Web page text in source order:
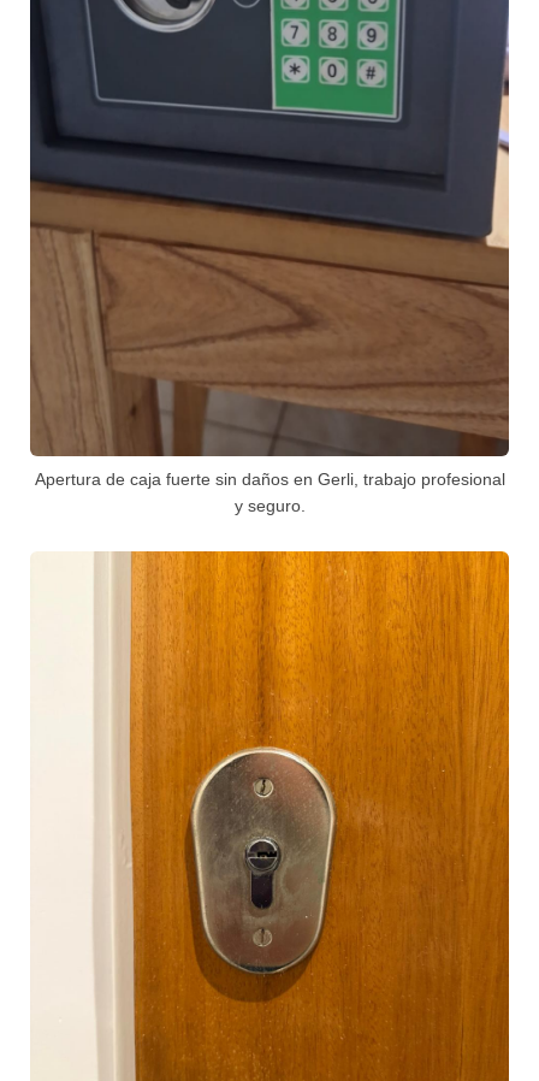
Apertura de caja fuerte sin daños en Gerli, trabajo profesional
y seguro.